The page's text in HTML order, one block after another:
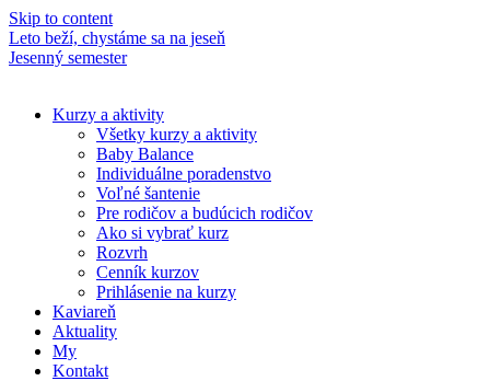
Skip to content
Leto beží, chystáme sa na jeseň
Jesenný semester
Kurzy a aktivity
Všetky kurzy a aktivity
Baby Balance
Individuálne poradenstvo
Voľné šantenie
Pre rodičov a budúcich rodičov
Ako si vybrať kurz
Rozvrh
Cenník kurzov
Prihlásenie na kurzy
Kaviareň
Aktuality
My
Kontakt